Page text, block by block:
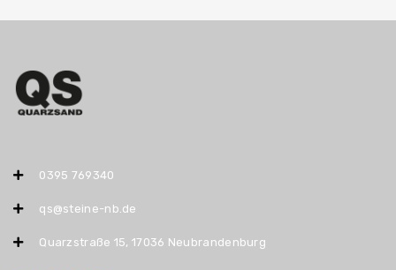
0395 769340
qs@steine-nb.de
Quarzstraße 15, 17036 Neubrandenburg